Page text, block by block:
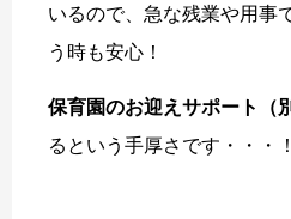
いるので、急な残業や用事
う時も安心！
保育園のお迎えサポート（
るという手厚さです・・・！